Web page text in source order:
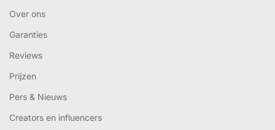
Over ons
Garanties
Reviews
Prijzen
Pers & Nieuws
Creators en influencers